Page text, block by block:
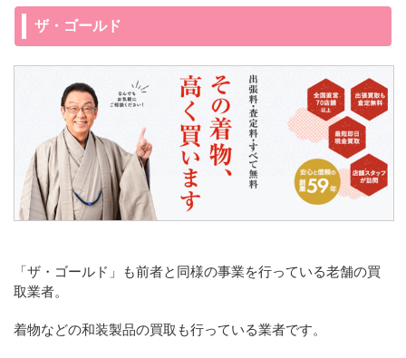
ザ・ゴールド
「ザ・ゴールド」も前者と同様の事業を行っている老舗の買
取業者。
着物などの和装製品の買取も行っている業者です。